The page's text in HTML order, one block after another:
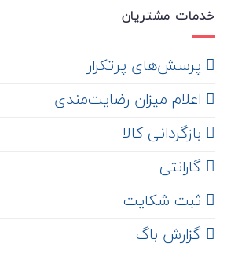
خدمات مشتریان
‌ پرسش‌های پرتکرار
اعلام میزان رضایت‌مندی
‌ بازگردانی کالا
گارانتی
ثبت شکایت
‌ گزارش باگ